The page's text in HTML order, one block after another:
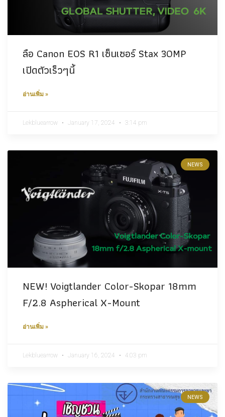
ลือ Canon EOS R1 เซ็นเซอร์ Stax 30MP
เปิดตัวเร็วๆนี้
อ่านเพิ่ม »
Lekbluearrow January 17, 2024 3:14 pm
NEWS
NEW! Voigtlander Color-Skopar 18mm
F/2.8 Aspherical X-Mount
อ่านเพิ่ม »
Lekbluearrow January 16, 2024 4:03 pm
NEWS